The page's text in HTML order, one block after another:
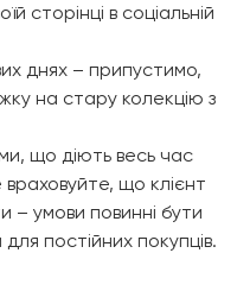
сторінці в соціальній
днях – припустимо,
на стару колекцію з
що діють весь час
враховуйте, що клієнт
– умови повинні бути
постійних покупців.